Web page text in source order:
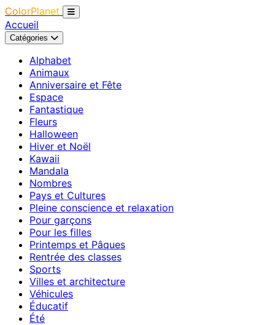
ColorPlanet
Accueil
Catégories
Alphabet
Animaux
Anniversaire et Fête
Espace
Fantastique
Fleurs
Halloween
Hiver et Noël
Kawaii
Mandala
Nombres
Pays et Cultures
Pleine conscience et relaxation
Pour garçons
Pour les filles
Printemps et Pâques
Rentrée des classes
Sports
Villes et architecture
Véhicules
Éducatif
Été